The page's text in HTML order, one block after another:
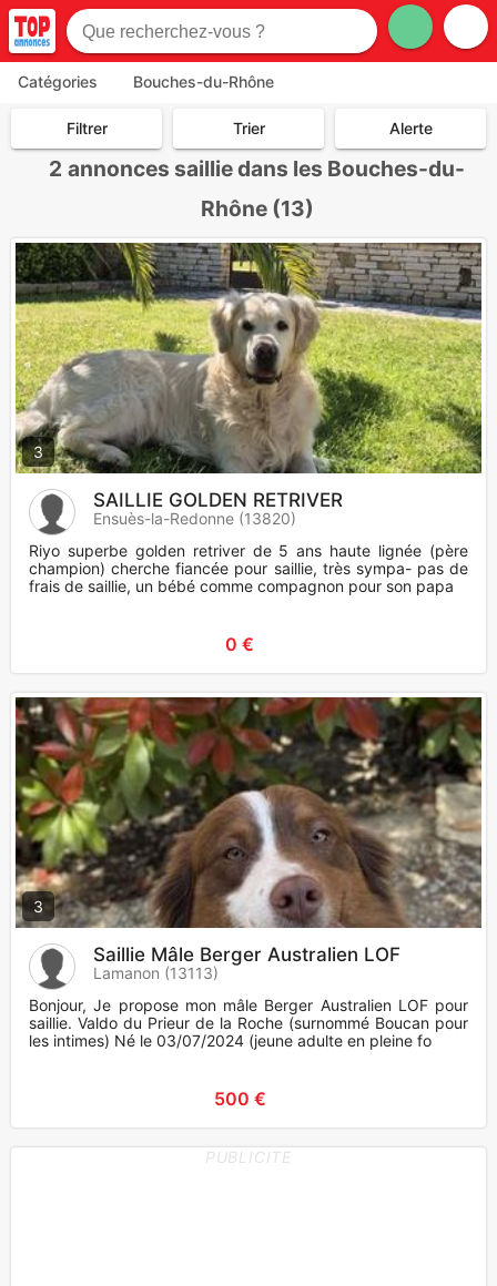
Catégories Bouches-du-Rhône
Filtrer Trier Alerte
2 annonces saillie dans les Bouches-du-
Rhône (13)
3
SAILLIE GOLDEN RETRIVER
Ensuès-la-Redonne (13820)
Riyo superbe golden retriver de 5 ans haute lignée (père
champion) cherche fiancée pour saillie, très sympa- pas de
frais de saillie, un bébé comme compagnon pour son papa
0 €
3
Saillie Mâle Berger Australien LOF
Lamanon (13113)
Bonjour, Je propose mon mâle Berger Australien LOF pour
saillie. Valdo du Prieur de la Roche (surnommé Boucan pour
les intimes) Né le 03/07/2024 (jeune adulte en pleine fo
500 €
PUBLICITE